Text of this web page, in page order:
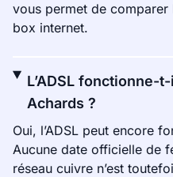
vous permet de
box internet.
L’ADSL fonctionne-
Achards ?
Oui, l’ADSL peut encore
Aucune date officielle de
réseau cuivre n’est